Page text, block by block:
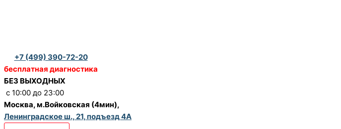
+7 (499) 390-72-20
бесплатная диагностика
БЕЗ ВЫХОДНЫХ
c 10:00 до 23:00
Москва, м.Войковская (4мин),
Ленинградское ш., 21, подъезд 4А